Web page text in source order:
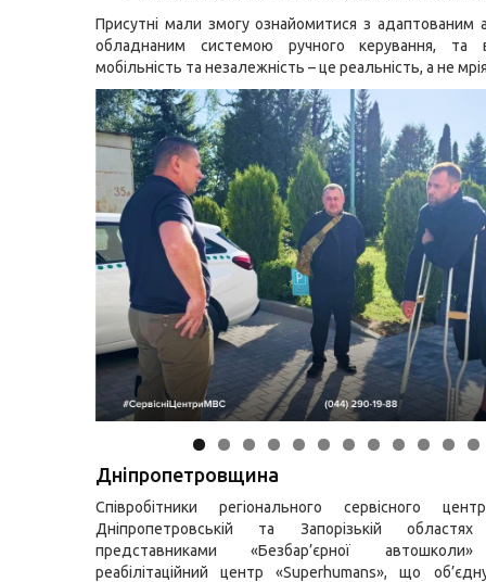
Присутні мали змогу ознайомитися з адаптованим
обладнаним системою ручного керування, та
мобільність та незалежність – це реальність, а не
Дніпропетровщина
Співробітники регіонального сервісного
Дніпропетровській та Запорізькій
представниками «Безбар’єрної
реабілітаційний центр «Superhumans», що